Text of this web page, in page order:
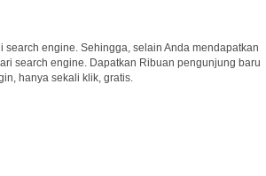
engine. Sehingga, selain Anda mendapatkan
search engine. Dapatkan Ribuan pengunjung baru
hanya sekali klik, gratis.